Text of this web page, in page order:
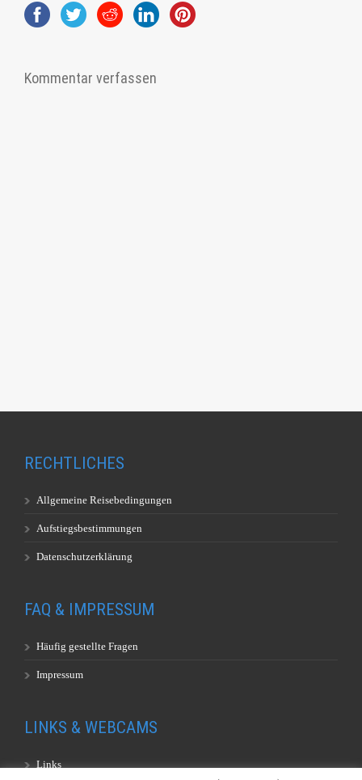
Kommentar verfassen
RECHTLICHES
Allgemeine Reisebedingungen
Aufstiegsbestimmungen
Datenschutzerklärung
FAQ & IMPRESSUM
Häufig gestellte Fragen
Impressum
LINKS & WEBCAMS
Links